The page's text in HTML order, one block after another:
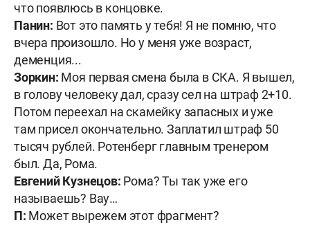
что появлюсь в концовке.
Панин: Вот это память у тебя! Я не помню, что
вчера произошло. Но у меня уже возраст,
деменция...
Зоркин: Моя первая смена была в СКА. Я вышел,
в голову человеку дал, сразу сел на штраф 2+10.
Потом переехал на скамейку запасных и уже
там присел окончательно. Заплатил штраф 50
тысяч рублей. Ротенберг главным тренером
был. Да, Рома.
Евгений Кузнецов: Рома? Ты так уже его
называешь? Вау…
П: Может вырежем этот фрагмент?